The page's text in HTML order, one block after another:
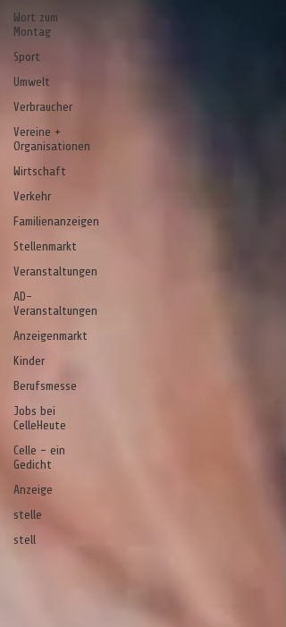
Wort zum
Montag
Sport
Umwelt
Verbraucher
Vereine +
Organisationen
Wirtschaft
Verkehr
Familienanzeigen
Stellenmarkt
Veranstaltungen
AD-
Veranstaltungen
Anzeigenmarkt
Kinder
Berufsmesse
Jobs bei
CelleHeute
Celle - ein
Gedicht
Anzeige
stelle
stell